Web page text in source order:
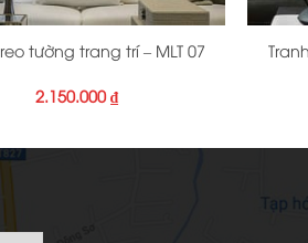
tường trang trí – MLT 07
2.150.000₫
+